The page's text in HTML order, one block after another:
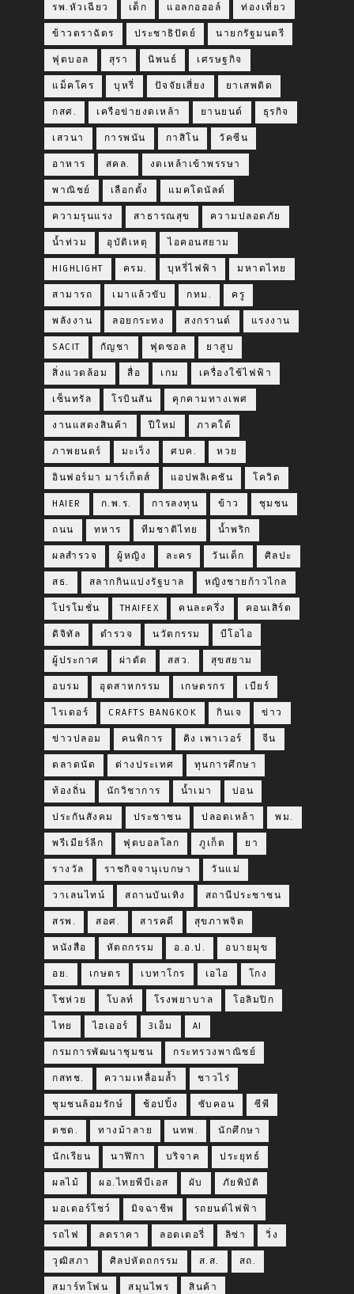
รพ.หัวเฉียว เด็ก แอลกอฮอล์ ท่องเที่ยว
ข้าวตราฉัตร ประชาธิปัตย์ นายกรัฐมนตรี
ฟุตบอล สุรา นิพนธ์ เศรษฐกิจ
แม็คโคร บุหรี่ ปัจจัยเสี่ยง ยาเสพติด
กสศ. เครือข่ายงดเหล้า ยานยนต์ ธุรกิจ
เสวนา การพนัน กาสิโน วัคซีน
อาหาร สคล. งดเหล้าเข้าพรรษา
พาณิชย์ เลือกตั้ง แมคโดนัลด์
ความรุนแรง สาธารณสุข ความปลอดภัย
น้ำท่วม อุบัติเหตุ ไอคอนสยาม
HIGHLIGHT ครม. บุหรี่ไฟฟ้า มหาดไทย
สามารถ เมาแล้วขับ กทม. ครู
พลังงาน ลอยกระทง สงกรานต์ แรงงาน
SACIT กัญชา ฟุตซอล ยาสูบ
สิ่งแวดล้อม สื่อ เกม เครื่องใช้ไฟฟ้า
เซ็นทรัล โรบินสัน คุกคามทางเพศ
งานแสดงสินค้า ปีใหม่ ภาคใต้
ภาพยนตร์ มะเร็ง ศบค. หวย
อินฟอร์มา มาร์เก็ตส์ แอปพลิเคชัน โควิด
HAIER ก.พ.ร. การลงทุน ข้าว ชุมชน
ถนน ทหาร ทีมชาติไทย น้ำพริก
ผลสำรวจ ผู้หญิง ละคร วันเด็ก ศิลปะ
สธ. สลากกินแบ่งรัฐบาล หญิงชายก้าวไกล
โปรโมชั่น THAIFEX คนละครึ่ง คอนเสิร์ต
ดิจิทัล ตำรวจ นวัตกรรม บีโอไอ
ผู้ประกาศ ผ่าตัด สสว. สุขสยาม
อบรม อุตสาหกรรม เกษตรกร เบียร์
ไรเดอร์ CRAFTS BANGKOK กินเจ ข่าว
ข่าวปลอม คนพิการ คิง เพาเวอร์ จีน
ตลาดนัด ต่างประเทศ ทุนการศึกษา
ท้องถิ่น นักวิชาการ น้ำเมา บ่อน
ประกันสังคม ประชาชน ปลอดเหล้า พม.
พรีเมียร์ลีก ฟุตบอลโลก ภูเก็ต ยา
รางวัล ราชกิจจานุเบกษา วันแม่
วาเลนไทน์ สถานบันเทิง สถานีประชาชน
สรพ. สอศ. สารคดี สุขภาพจิต
หนังสือ หัตถกรรม อ.อ.ป. อบายมุข
อย. เกษตร เบทาโกร เอไอ โกง
โชห่วย โบลท์ โรงพยาบาล โอลิมปิก
ไทย ไฮเออร์ 3เอ็ม AI
กรมการพัฒนาชุมชน กระทรวงพาณิชย์
กสทช. ความเหลื่อมล้ำ ชาวไร่
ชุมชนล้อมรักษ์ ช้อปปิ้ง ซับคอน ซีพี
ตชด. ทางม้าลาย นทพ. นักศึกษา
นักเรียน นาฬิกา บริจาค ประยุทธ์
ผลไม้ ผอ.ไทยพีบีเอส ผับ ภัยพิบัติ
มอเตอร์โชว์ มิจฉาชีพ รถยนต์ไฟฟ้า
รถไฟ ลดราคา ลอตเตอรี่ ลิซ่า วิ่ง
วุฒิสภา ศิลปหัตถกรรม ส.ส. สถ.
สมาร์ทโฟน สมุนไพร สินค้า